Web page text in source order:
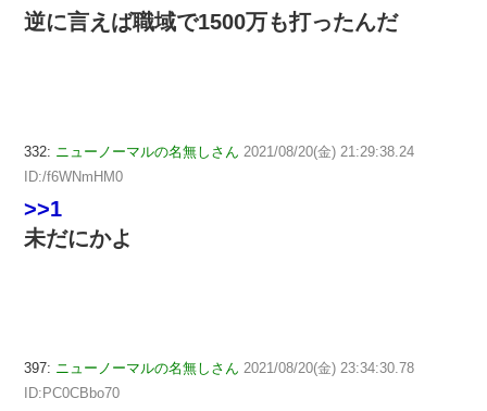
逆に言えば職域で1500万も打ったんだ
332: ニューノーマルの名無しさん 2021/08/20(金) 21:29:38.24
ID:/f6WNmHM0
>>1
未だにかよ
397: ニューノーマルの名無しさん 2021/08/20(金) 23:34:30.78
ID:PC0CBbo70